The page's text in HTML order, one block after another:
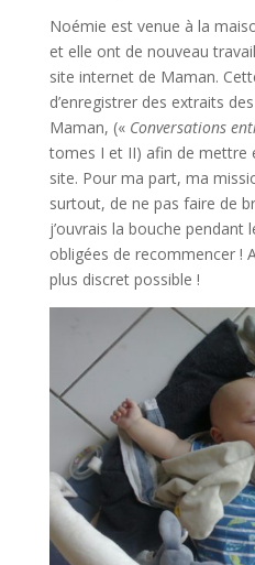
Noémie est venue à la
et elle ont de nouveau
site internet de Maman.
d’enregistrer des extraits
Maman, («Conversations
tomes I et II) afin de mettre
site. Pour ma part, ma
surtout, de ne pas faire de
j’ouvrais la bouche
obligées de recommencer !
plus discret possible !